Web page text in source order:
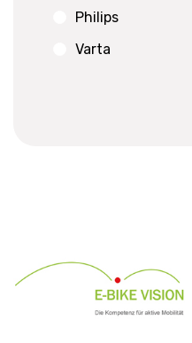
Philips
Varta